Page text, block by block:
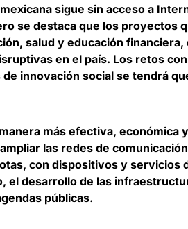
sigue sin acceso a
se destaca que los proyectos
salud y educación financiera,
en el país. Los retos
innovación social se tendrá
más efectiva, económica
las redes de
con dispositivos y servicios
el desarrollo de las
públicas.